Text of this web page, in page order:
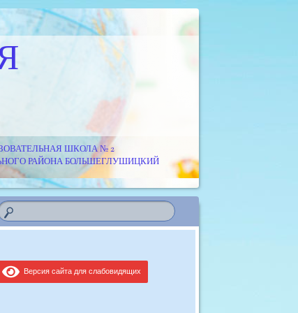
ШКОЛА № 2
РАЙОНА БОЛЬШЕГЛУШИЦКИЙ
Версия сайта для слабовидящих